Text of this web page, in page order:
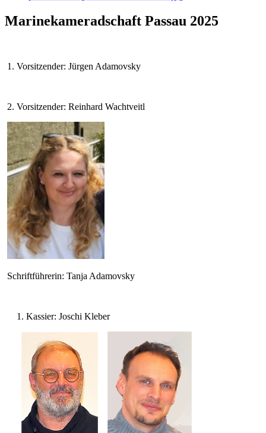
Marinekameradschaft Passau 2025
1. Vorsitzender: Jürgen Adamovsky
2. Vorsitzender: Reinhard Wachtveitl
Schriftführerin: Tanja Adamovsky
1. Kassier: Joschi Kleber